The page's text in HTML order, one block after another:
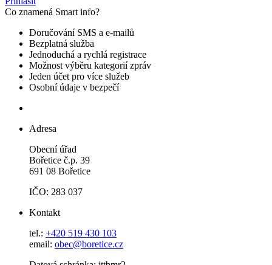
Co znamená Smart info?
Doručování SMS a e-mailů
Bezplatná služba
Jednoduchá a rychlá registrace
Možnost výběru kategorií zpráv
Jeden účet pro více služeb
Osobní údaje v bezpečí
Adresa
Obecní úřad
Bořetice č.p. 39
691 08 Bořetice
IČO: 283 037
Kontakt
tel.: +420 519 430 103
email: obec@boretice.cz